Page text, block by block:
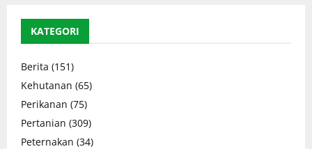
KATEGORI
Berita (151)
Kehutanan (65)
Perikanan (75)
Pertanian (309)
Peternakan (34)